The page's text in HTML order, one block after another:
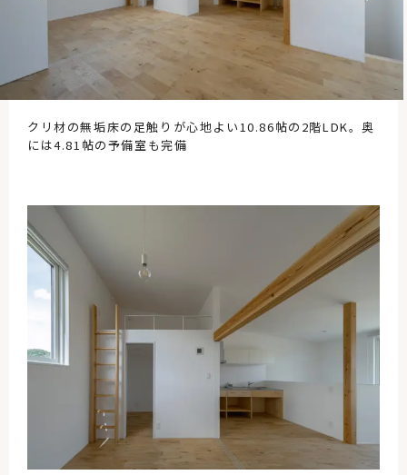
クリ材の無垢床の足触りが心地よい10.86帖の2階LDK。奥
には4.81帖の予備室も完備